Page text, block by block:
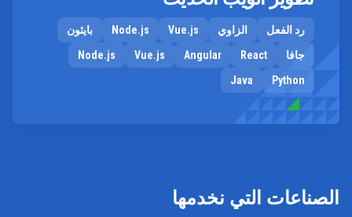
رد الفعل الزاوي Vue.js
Node.js
بايثون
جافا
React
Angular
Vue.js
Node.js
Python
Java
الصناعات التي نخدمها